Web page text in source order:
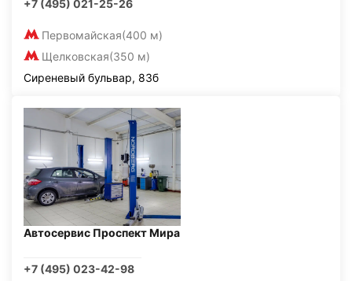
+7 (495) 021-25-26
Первомайская(400 м)
Щелковская(350 м)
Сиреневый бульвар, 83б
Автосервис Проспект Мира
+7 (495) 023-42-98